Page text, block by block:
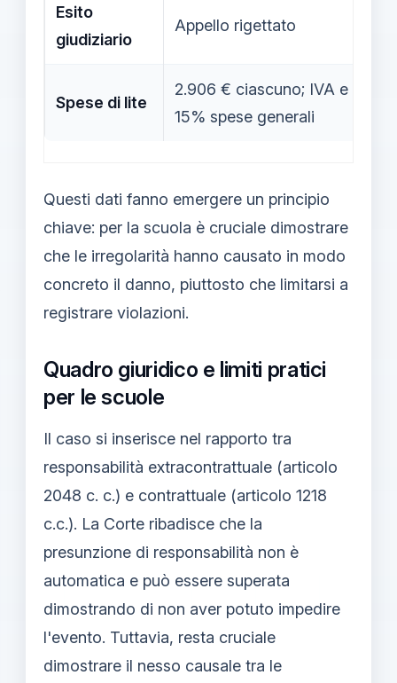
Esito
giudiziario
Appello rigettato
Spese di lite
2.906 € ciascuno; IVA e
15% spese generali
Questi dati fanno emergere un principio
chiave: per la scuola è cruciale dimostrare
che le irregolarità hanno causato in modo
concreto il danno, piuttosto che limitarsi a
registrare violazioni.
Quadro giuridico e limiti pratici
per le scuole
Il caso si inserisce nel rapporto tra
responsabilità extracontrattuale (articolo
2048 c. c.) e contrattuale (articolo 1218
c.c.). La Corte ribadisce che la
presunzione di responsabilità non è
automatica e può essere superata
dimostrando di non aver potuto impedire
l'evento. Tuttavia, resta cruciale
dimostrare il nesso causale tra le